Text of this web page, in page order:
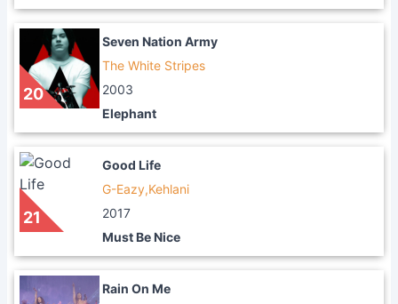
20
Seven Nation Army
The White Stripes
2003
Elephant
21
Good Life
G-Eazy,Kehlani
2017
Must Be Nice
Rain On Me